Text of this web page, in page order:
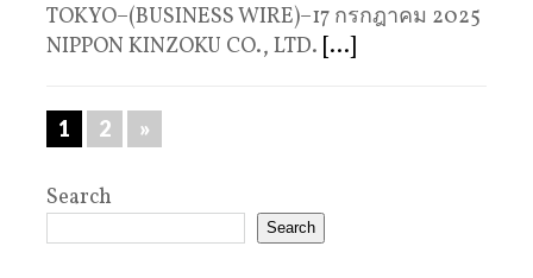
TOKYO–(BUSINESS WIRE)–17 กรกฎาคม 2025
NIPPON KINZOKU CO., LTD. [...]
1 2 »
Search
Search